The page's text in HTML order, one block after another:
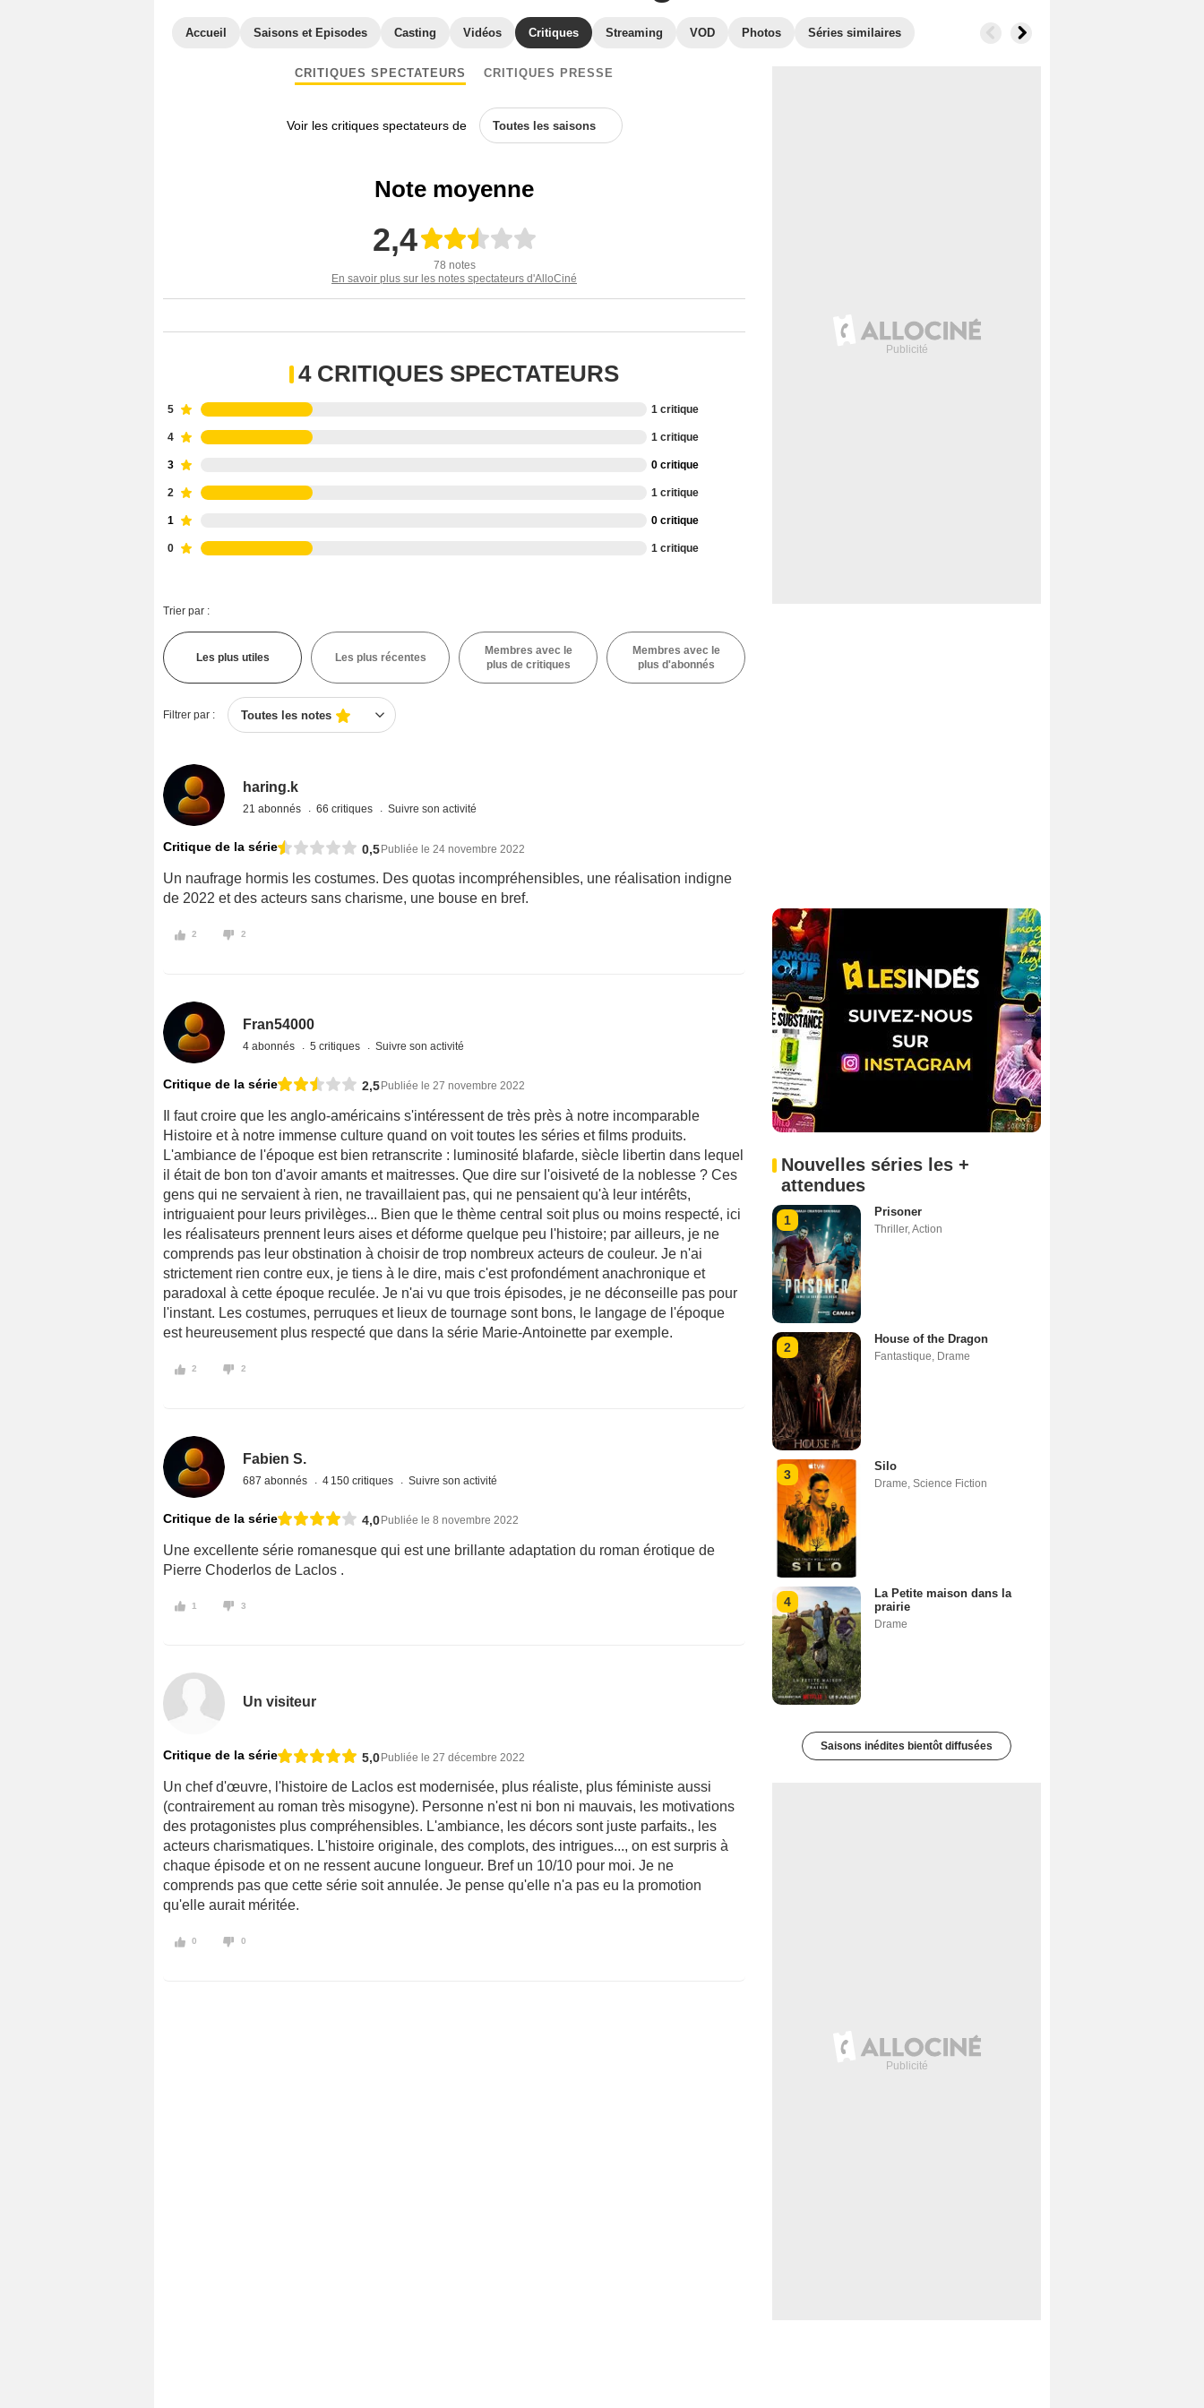
Accueil Saisons et Episodes Casting Vidéos Critiques Streaming VOD Photos Séries similaires
CRITIQUES SPECTATEURS CRITIQUES PRESSE
Voir les critiques spectateurs de Toutes les saisons
Note moyenne
2,4
78 notes
En savoir plus sur les notes spectateurs d'AlloCiné
4 CRITIQUES SPECTATEURS
5 1 critique
4 1 critique
3 0 critique
2 1 critique
1 0 critique
0 1 critique
Trier par :
Les plus utiles Les plus récentes
Membres avec le
plus de critiques
Membres avec le
plus d'abonnés
Filtrer par : Toutes les notes
haring.k
21 abonnés 66 critiques Suivre son activité
Critique de la série 0,5Publiée le 24 novembre 2022
Un naufrage hormis les costumes. Des quotas incompréhensibles, une réalisation indigne
de 2022 et des acteurs sans charisme, une bouse en bref.
2 2
Fran54000
4 abonnés 5 critiques Suivre son activité
Critique de la série 2,5 Publiée le 27 novembre 2022
Il faut croire que les anglo-américains s'intéressent de très près à notre incomparable
Histoire et à notre immense culture quand on voit toutes les séries et films produits.
L'ambiance de l'époque est bien retranscrite : luminosité blafarde, siècle libertin dans lequel
il était de bon ton d'avoir amants et maitresses. Que dire sur l'oisiveté de la noblesse ? Ces
gens qui ne servaient à rien, ne travaillaient pas, qui ne pensaient qu'à leur intérêts,
intriguaient pour leurs privilèges... Bien que le thème central soit plus ou moins respecté, ici
les réalisateurs prennent leurs aises et déforme quelque peu l'histoire; par ailleurs, je ne
comprends pas leur obstination à choisir de trop nombreux acteurs de couleur. Je n'ai
strictement rien contre eux, je tiens à le dire, mais c'est profondément anachronique et
paradoxal à cette époque reculée. Je n'ai vu que trois épisodes, je ne déconseille pas pour
l'instant. Les costumes, perruques et lieux de tournage sont bons, le langage de l'époque
est heureusement plus respecté que dans la série Marie-Antoinette par exemple.
2 2
Fabien S.
687 abonnés 4 150 critiques Suivre son activité
Critique de la série 4,0 Publiée le 8 novembre 2022
Une excellente série romanesque qui est une brillante adaptation du roman érotique de
Pierre Choderlos de Laclos .
1 3
Un visiteur
Critique de la série 5,0 Publiée le 27 décembre 2022
Un chef d'œuvre, l'histoire de Laclos est modernisée, plus réaliste, plus féministe aussi
(contrairement au roman très misogyne). Personne n'est ni bon ni mauvais, les motivations
des protagonistes plus compréhensibles. L'ambiance, les décors sont juste parfaits., les
acteurs charismatiques. L'histoire originale, des complots, des intrigues..., on est surpris à
chaque épisode et on ne ressent aucune longueur. Bref un 10/10 pour moi. Je ne
comprends pas que cette série soit annulée. Je pense qu'elle n'a pas eu la promotion
qu'elle aurait méritée.
0 0
Nouvelles séries les +
attendues
1
Prisoner
Thriller,Action
2
House of the Dragon
Fantastique, Drame
3
Silo
Drame, Science Fiction
4
La Petite maison dans la
prairie
Drame
Saisons inédites bientôt diffusées